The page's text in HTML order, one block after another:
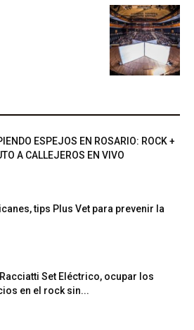
ESPEJOS EN ROSARIO: ROCK +
A CALLEJEROS EN VIVO
tips Plus Vet para prevenir la
Set Eléctrico, ocupar los
en el rock sin...